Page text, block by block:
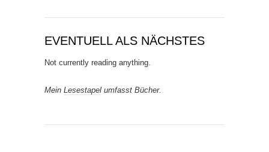
EVENTUELL ALS NÄCHSTES
Not currently reading anything.
Mein Lesestapel umfasst Bücher.